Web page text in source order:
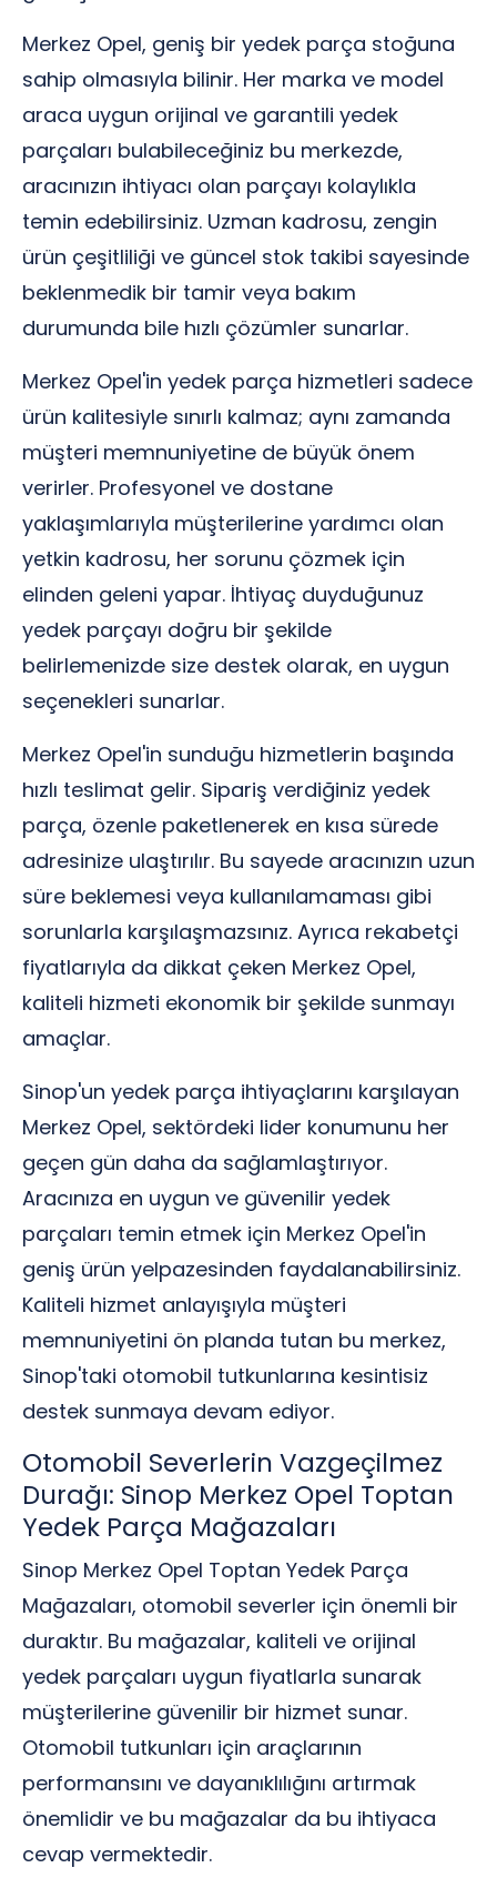
Merkez Opel, geniş bir yedek parça stoğuna
sahip olmasıyla bilinir. Her marka ve model
araca uygun orijinal ve garantili yedek
parçaları bulabileceğiniz bu merkezde,
aracınızın ihtiyacı olan parçayı kolaylıkla
temin edebilirsiniz. Uzman kadrosu, zengin
ürün çeşitliliği ve güncel stok takibi sayesinde
beklenmedik bir tamir veya bakım
durumunda bile hızlı çözümler sunarlar.
Merkez Opel'in yedek parça hizmetleri sadece
ürün kalitesiyle sınırlı kalmaz; aynı zamanda
müşteri memnuniyetine de büyük önem
verirler. Profesyonel ve dostane
yaklaşımlarıyla müşterilerine yardımcı olan
yetkin kadrosu, her sorunu çözmek için
elinden geleni yapar. İhtiyaç duyduğunuz
yedek parçayı doğru bir şekilde
belirlemenizde size destek olarak, en uygun
seçenekleri sunarlar.
Merkez Opel'in sunduğu hizmetlerin başında
hızlı teslimat gelir. Sipariş verdiğiniz yedek
parça, özenle paketlenerek en kısa sürede
adresinize ulaştırılır. Bu sayede aracınızın uzun
süre beklemesi veya kullanılamaması gibi
sorunlarla karşılaşmazsınız. Ayrıca rekabetçi
fiyatlarıyla da dikkat çeken Merkez Opel,
kaliteli hizmeti ekonomik bir şekilde sunmayı
amaçlar.
Sinop'un yedek parça ihtiyaçlarını karşılayan
Merkez Opel, sektördeki lider konumunu her
geçen gün daha da sağlamlaştırıyor.
Aracınıza en uygun ve güvenilir yedek
parçaları temin etmek için Merkez Opel'in
geniş ürün yelpazesinden faydalanabilirsiniz.
Kaliteli hizmet anlayışıyla müşteri
memnuniyetini ön planda tutan bu merkez,
Sinop'taki otomobil tutkunlarına kesintisiz
destek sunmaya devam ediyor.
Otomobil Severlerin Vazgeçilmez
Durağı: Sinop Merkez Opel Toptan
Yedek Parça Mağazaları
Sinop Merkez Opel Toptan Yedek Parça
Mağazaları, otomobil severler için önemli bir
duraktır. Bu mağazalar, kaliteli ve orijinal
yedek parçaları uygun fiyatlarla sunarak
müşterilerine güvenilir bir hizmet sunar.
Otomobil tutkunları için araçlarının
performansını ve dayanıklılığını artırmak
önemlidir ve bu mağazalar da bu ihtiyaca
cevap vermektedir.